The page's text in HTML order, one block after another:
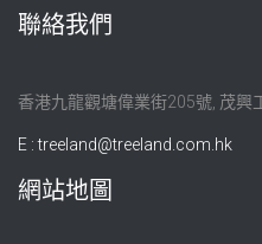
聯絡我們
香港九龍觀塘偉業街205號, 茂興
E :treeland@treeland.com.hk
網站地圖